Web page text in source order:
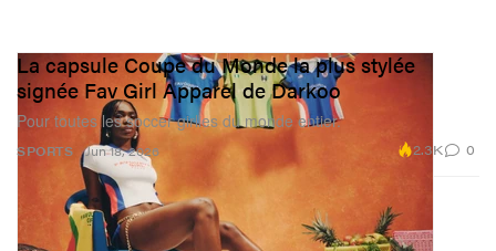
SPORTS
La capsule Coupe du Monde la plus stylée
signée Fav Girl Apparel de Darkoo
Pour toutes les soccer girlies du monde entier.
Jun 18, 2026 2.3K 0